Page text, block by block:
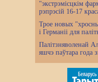
"экстрэмісцкім
рэпрэсій 16-17
Трое новых
і Германіі для
Палітзняволенай
яшчэ паўтара года